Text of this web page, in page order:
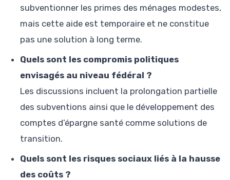
subventionner les primes des ménages modestes,
mais cette aide est temporaire et ne constitue
pas une solution à long terme.
Quels sont les compromis politiques
envisagés au niveau fédéral ?
Les discussions incluent la prolongation partielle
des subventions ainsi que le développement des
comptes d’épargne santé comme solutions de
transition.
Quels sont les risques sociaux liés à la hausse
des coûts ?